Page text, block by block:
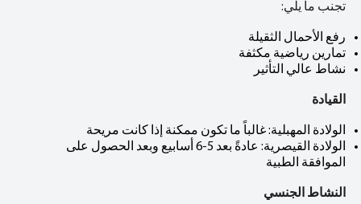
تجنب ما يلي:
رفع الأحمال الثقيلة
تمارين رياضية مكثفة
نشاط عالي التأثير
القيادة
الولادة المهبلية: غالباً ما تكون ممكنة إذا كانت مريحة
الولادة القيصرية: عادةً بعد 5-6 أسابيع وبعد الحصول على
الموافقة الطبية
النشاط الجنسي